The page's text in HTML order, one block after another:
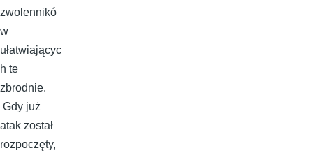
zwolennikó
w
ułatwiającyc
h te
zbrodnie.
Gdy już
atak został
rozpoczęty,